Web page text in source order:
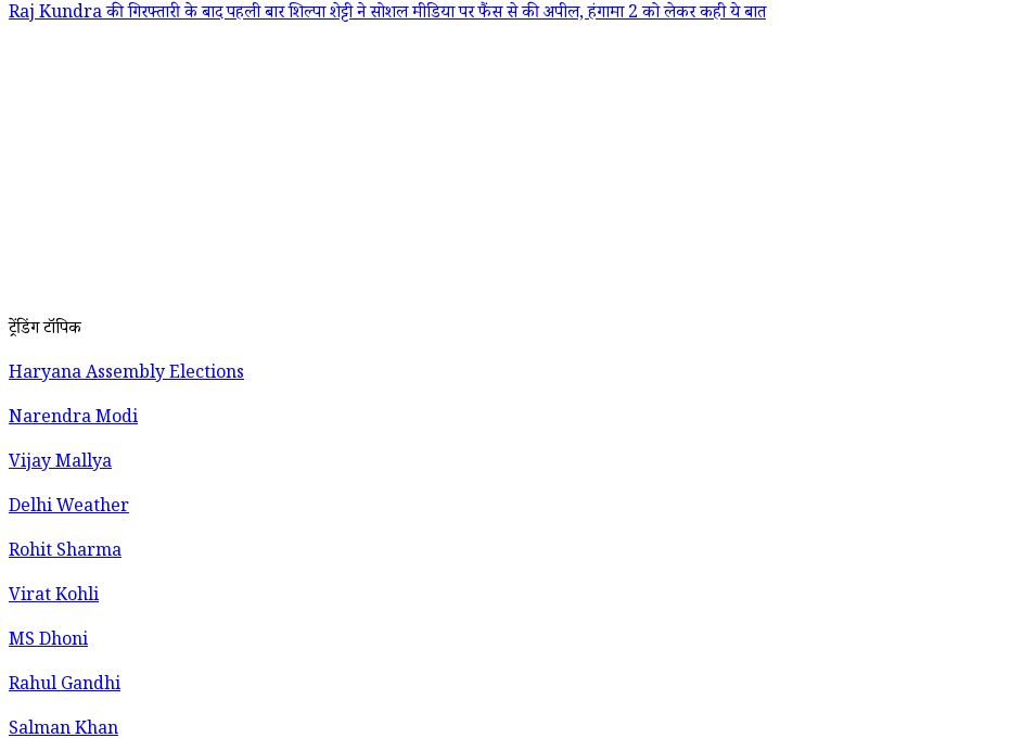
Raj Kundra की गिरफ्तारी के बाद पहली बार शिल्पा शेट्टी ने सोशल मीडिया पर फैंस से की अपील, हंगामा 2 को लेकर कही ये बात
ट्रेंडिंग टॉपिक
Haryana Assembly Elections
Narendra Modi
Vijay Mallya
Delhi Weather
Rohit Sharma
Virat Kohli
MS Dhoni
Rahul Gandhi
Salman Khan